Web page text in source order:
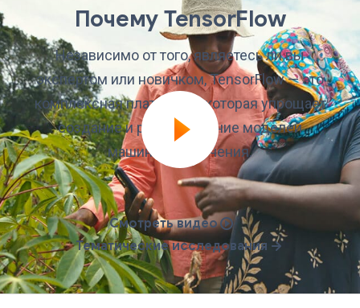
Почему TensorFlow
Независимо от того, являетесь ли вы
экспертом или новичком, TensorFlow — это
комплексная платформа, которая упрощает
создание и развертывание моделей
машинного обучения.
Смотреть видео
Тематические исследования